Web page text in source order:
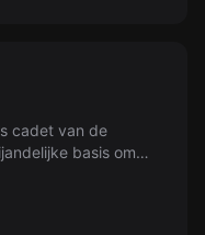
cadet van de
basis om
voor de